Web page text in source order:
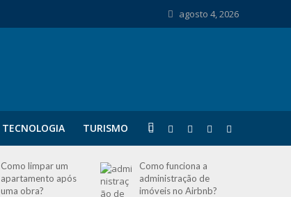
agosto 4, 2026
TECNOLOGIA TURISMO
Como limpar um
apartamento após
uma obra?
Como funciona a
administração de
imóveis no Airbnb?